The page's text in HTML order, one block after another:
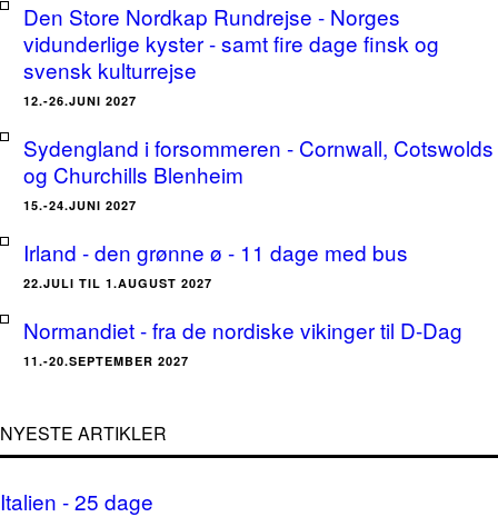
Den Store Nordkap Rundrejse - Norges
vidunderlige kyster - samt fire dage finsk og
svensk kulturrejse
12.-26.JUNI 2027
Sydengland i forsommeren - Cornwall, Cotswolds
og Churchills Blenheim
15.-24.JUNI 2027
Irland - den grønne ø - 11 dage med bus
22.JULI TIL 1.AUGUST 2027
Normandiet - fra de nordiske vikinger til D-Dag
11.-20.SEPTEMBER 2027
NYESTE ARTIKLER
Italien - 25 dage